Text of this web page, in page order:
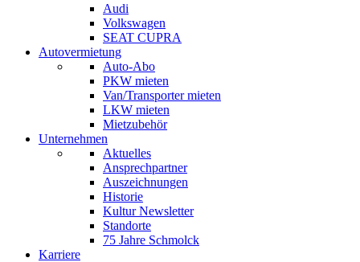
Audi
Volkswagen
SEAT CUPRA
Autovermietung
Auto-Abo
PKW mieten
Van/Transporter mieten
LKW mieten
Mietzubehör
Unternehmen
Aktuelles
Ansprechpartner
Auszeichnungen
Historie
Kultur Newsletter
Standorte
75 Jahre Schmolck
Karriere